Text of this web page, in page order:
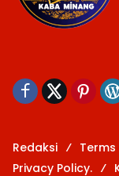
Redaksi
Privacy Policy.